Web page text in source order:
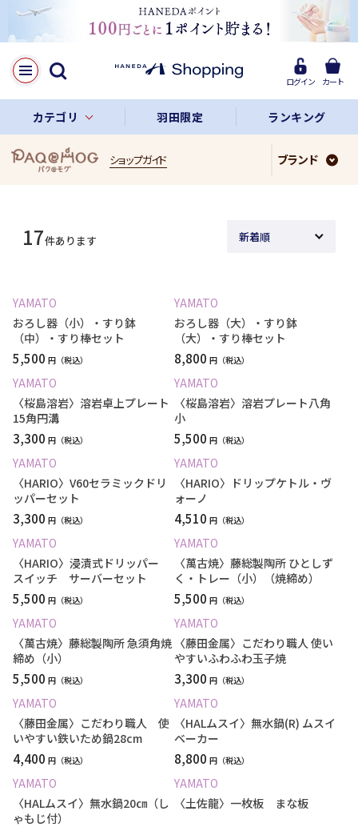
ログイン カート
カテゴリ 羽田限定 ランキング
ショップガイド ブランド
17件あります
YAMATO
おろし器（小）・すり鉢
（中）・すり棒セット
5,500 円
YAMATO
おろし器（大）・すり鉢
（大）・すり棒セット
8,800 円
YAMATO
〈桜島溶岩〉溶岩卓上プレート
15角円溝
3,300 円
YAMATO
〈桜島溶岩〉溶岩プレート八角
小
5,500 円
YAMATO
〈HARIO〉V60セラミックドリ
ッパーセット
3,300 円
YAMATO
〈HARIO〉ドリップケトル・ヴ
ォーノ
4,510 円
YAMATO
〈HARIO〉浸漬式ドリッパー
スイッチ サーバーセット
5,500 円
YAMATO
〈萬古焼〉藤総製陶所 ひとしず
く・トレー（小）（焼締め）
5,500 円
YAMATO
〈萬古焼〉藤総製陶所 急須角焼
締め（小）
5,500 円
YAMATO
〈藤田金属〉こだわり職人 使い
やすいふわふわ玉子焼
3,300 円
YAMATO
〈藤田金属〉こだわり職人 使
いやすい鉄いため鍋28cm
4,400 円
YAMATO
〈HALムスイ〉無水鍋(R) ムスイ
ベーカー
8,800 円
YAMATO
〈HALムスイ〉無水鍋20㎝（し
ゃもじ付）
YAMATO
〈土佐龍〉一枚板 まな板